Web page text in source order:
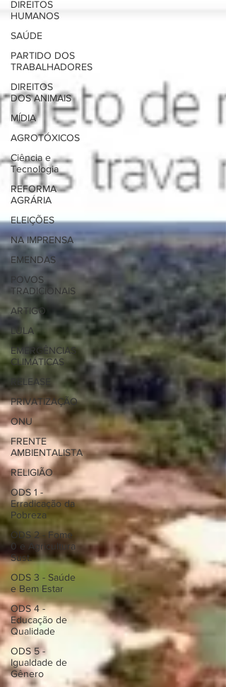
DIREITOS
HUMANOS
SAÚDE
PARTIDO DOS
TRABALHADORES
DIREITOS
DOS ANIMAIS
MÍDIA
AGROTÓXICOS
Ciência e
Tecnologia
REFORMA
AGRÁRIA
ELEIÇÕES
NA IMPRENSA
EMENDAS
POVOS
TRADICIONAIS
ARTIGO
LULA
EMERGÊNCIAS
CLIMÁTICAS
RELEASE
PRIVATIZAÇÃO
ONU
FRENTE
AMBIENTALISTA
RELIGIÃO
ODS 1 -
Erradicação da
Pobreza
ODS 2 - Fome
0 e Agricultura
Sust.
ODS 3 - Saúde
e Bem Estar
ODS 4 -
Educação de
Qualidade
ODS 5 -
Igualdade de
Gênero